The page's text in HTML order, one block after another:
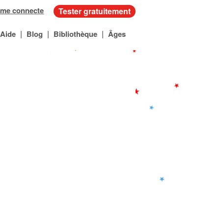
connecte Tester gratuitement
Aide | Blog | Bibliothèque | Âges